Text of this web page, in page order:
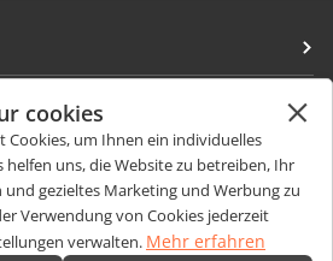
cookies
Cookies, um Ihnen ein individuelles
helfen uns, die Website zu betreiben, Ihr
gezieltes Marketing und Werbung zu
Verwendung von Cookies jederzeit
verwalten. Mehr erfahren